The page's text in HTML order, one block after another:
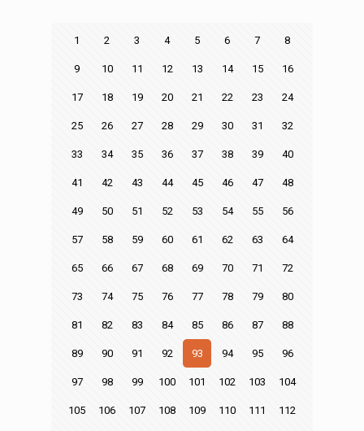
1 2 3 4 5 6 7 8
9 10 11 12 13 14 15 16
17 18 19 20 21 22 23 24
25 26 27 28 29 30 31 32
33 34 35 36 37 38 39 40
41 42 43 44 45 46 47 48
49 50 51 52 53 54 55 56
57 58 59 60 61 62 63 64
65 66 67 68 69 70 71 72
73 74 75 76 77 78 79 80
81 82 83 84 85 86 87 88
89 90 91 92 93 94 95 96
97 98 99 100 101 102 103 104
105 106 107 108 109 110 111 112